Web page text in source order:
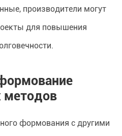
производители могут
для повышения
методов
формования с другими